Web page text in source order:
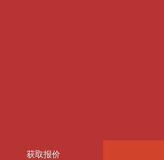
获取报价